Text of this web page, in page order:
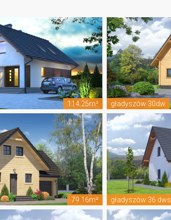
114.25m² gładyszów 30dw
79.16m² gładyszów 36 dws